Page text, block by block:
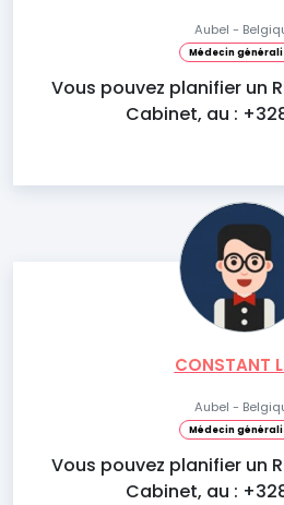
Aubel -
Médecin
Vous pouvez planifier un
Cabinet, au :
CONSTANT
Aubel -
Médecin
Vous pouvez planifier un
Cabinet, au :